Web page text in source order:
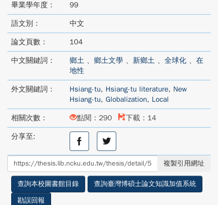
畢業學年度： 99
語文別： 中文
論文頁數： 104
中文關鍵詞： 鄉土 、 鄉土文學 、 新鄉土 、 全球化 、 在
地性
外文關鍵詞： Hsiang-tu, Hsiang-tu literature, New
Hsiang-tu, Globalization, Local
相關次數： 點閱：290 下載：14
分享至:
分
至
facebook
分
享
至
twitter
複製引用網址
查詢本校圖書館目錄
查詢臺灣博碩士論文知識加值系統
勘誤回報